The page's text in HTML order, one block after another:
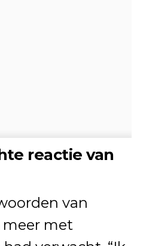
reactie van
van
met